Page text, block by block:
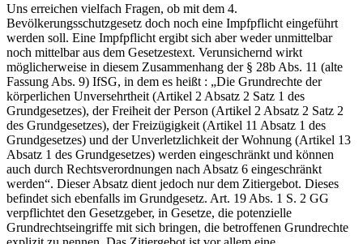
Uns erreichen vielfach Fragen, ob mit dem 4.
Bevölkerungsschutzgesetz doch noch eine Impfpflicht eingeführt
werden soll. Eine Impfpflicht ergibt sich aber weder unmittelbar
noch mittelbar aus dem Gesetzestext. Verunsichernd wirkt
möglicherweise in diesem Zusammenhang der § 28b Abs. 11 (alte
Fassung Abs. 9) IfSG, in dem es heißt : „Die Grundrechte der
körperlichen Unversehrtheit (Artikel 2 Absatz 2 Satz 1 des
Grundgesetzes), der Freiheit der Person (Artikel 2 Absatz 2 Satz 2
des Grundgesetzes), der Freizügigkeit (Artikel 11 Absatz 1 des
Grundgesetzes) und der Unverletzlichkeit der Wohnung (Artikel 13
Absatz 1 des Grundgesetzes) werden eingeschränkt und können
auch durch Rechtsverordnungen nach Absatz 6 eingeschränkt
werden“. Dieser Absatz dient jedoch nur dem Zitiergebot. Dieses
befindet sich ebenfalls im Grundgesetz. Art. 19 Abs. 1 S. 2 GG
verpflichtet den Gesetzgeber, in Gesetze, die potenzielle
Grundrechtseingriffe mit sich bringen, die betroffenen Grundrechte